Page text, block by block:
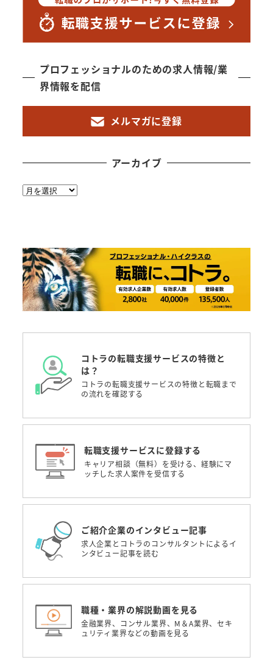
プロフェッショナルのための求人情報/業
界情報を配信
メルマガに登録
アーカイブ
ア
ブ
コトラの転職支援サービスの特徴と
は？
コトラの転職支援サービスの特徴と転職まで
の流れを確認する
転職支援サービスに登録する
キャリア相談（無料）を受ける、経験にマ
ッチした求人案件を受信する
ご紹介企業のインタビュー記事
求人企業とコトラのコンサルタントによるイ
ンタビュー記事を読む
職種・業界の解説動画を見る
金融業界、コンサル業界、M＆A業界、セキ
ュリティ業界などの動画を見る